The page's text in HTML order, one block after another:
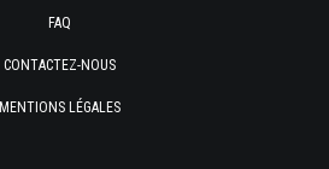
FAQ
CONTACTEZ-NOUS
MENTIONS LÉGALES